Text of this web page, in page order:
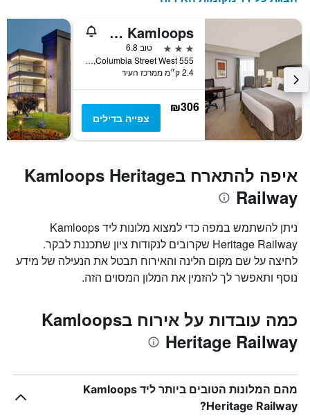
Ramada by Wyndham Kamloops
3 כוכבים
טוב 6.8
555 Columbia Street West, קאמלופס, BC, קנדה
2.4 ק״מ ממרכז העיר
₪306
צפייה בדילים
איפה להתארח בKamloops Heritage
Railway
ניתן להשתמש במפה כדי למצוא מלונות ליד Kamloops
Heritage Railway שקרובים לנקודות ציון שתכננת לבקר.
לחיצה על שם מקום הלינה והאירוח תבטל את הנעילה של מידע
נוסף ותאפשר לך להזמין את המלון המסוים הזה.
כמה עובדות על אירוח בKamloops
Heritage Railway
מהם המלונות הטובים ביותר ליד Kamloops
Heritage Railway?